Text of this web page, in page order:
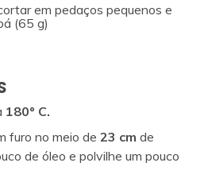
em pedaços pequenos e
(65 g)
180º C.
furo no meio de 23 cm de
de óleo e polvilhe um pouco